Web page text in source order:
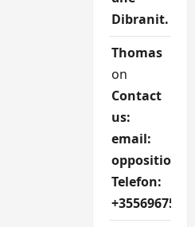
Dibranit.
Thomas
on
Contact
us:
email:
Telefon: